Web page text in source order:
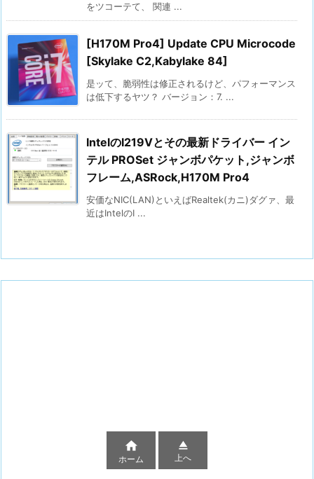
をツコーテて、 関連 ...
[H170M Pro4] Update CPU Microcode
[Skylake C2,Kabylake 84]
是ッて、脆弱性は修正されるけど、パフォーマンス
は低下するヤツ？ バージョン：7. ...
IntelのI219Vとその最新ドライバー イン
テル PROSet ジャンボパケット,ジャンボ
フレーム,ASRock,H170M Pro4
安価なNIC(LAN)といえばRealtek(カニ)ダグァ、最
近はIntelのI ...

ホーム

上へ